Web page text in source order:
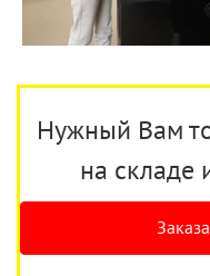
Нужный Вам
на складе